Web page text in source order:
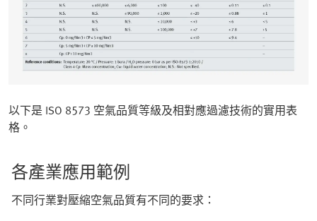
以下是 ISO 8573 空氣品質等級及相對應過濾技術的實用表
格。
各產業應用範例
不同行業對壓縮空氣品質有不同的要求：